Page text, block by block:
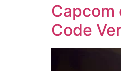
Capcom
Code